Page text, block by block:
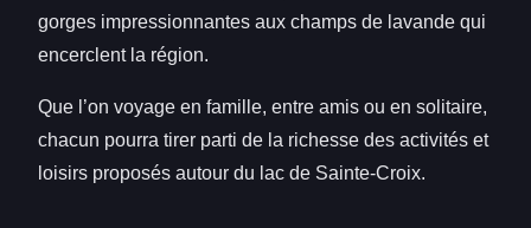
gorges impressionnantes aux champs de lavande qui
encerclent la région.
Que l’on voyage en famille, entre amis ou en solitaire,
chacun pourra tirer parti de la richesse des activités et
loisirs proposés autour du lac de Sainte-Croix.